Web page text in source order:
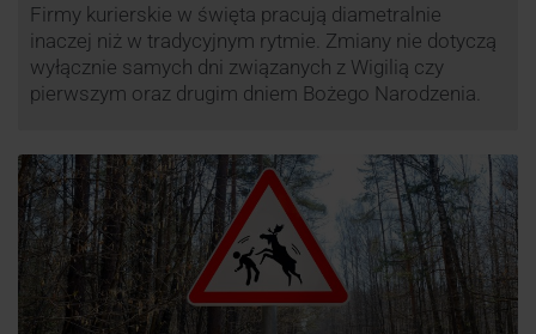
Firmy kurierskie w święta pracują diametralnie
inaczej niż w tradycyjnym rytmie. Zmiany nie dotyczą
wyłącznie samych dni związanych z Wigilią czy
pierwszym oraz drugim dniem Bożego Narodzenia.